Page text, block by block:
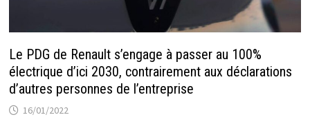
Le PDG de Renault s’engage à passer au 100%
électrique d’ici 2030, contrairement aux déclarations
d’autres personnes de l’entreprise
16/01/2022